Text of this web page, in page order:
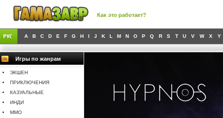
Как это работает?
A B C D E F G H I J K L M N O P Q R S T U V W X Y
Игры по жанрам
ЭКШЕН
ПРИКЛЮЧЕНИЯ
КАЗУАЛЬНЫЕ
ИНДИ
MMO